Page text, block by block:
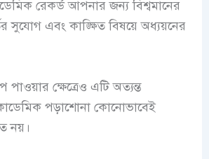
রেকর্ড আপনার জন্য বিশ্বমানের
সুযোগ এবং কাঙ্ক্ষিত বিষয়ে অধ্যয়নের
পাওয়ার ক্ষেত্রেও এটি অত্যন্ত
পড়াশোনা কোনোভাবেই
নয়।